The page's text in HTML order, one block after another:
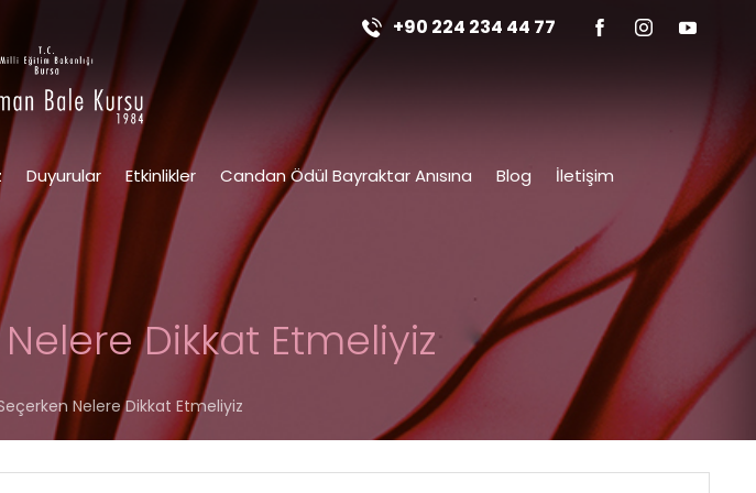
+90 224 234 44 77
Duyurular Etkinlikler Candan Ödül Bayraktar Anısına Blog İletişim
Dikkat Etmeliyiz
Nelere Dikkat Etmeliyiz